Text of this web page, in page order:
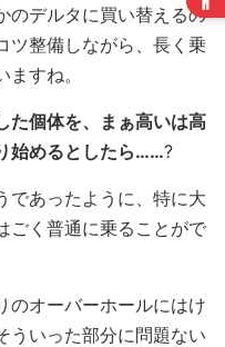
のデルタに買い替えるの
ツ整備しながら、長く乗
すね。
個体を、まぁ高いは高
始めるとしたら……?
あったように、特に大
ごく普通に乗ることがで
オーバーホールにはけ
ういった部分に問題ない